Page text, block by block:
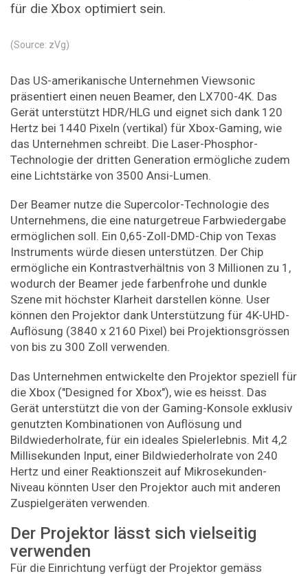
für die Xbox optimiert sein.
(Source: zVg)
Das US-amerikanische Unternehmen Viewsonic
präsentiert einen neuen Beamer, den LX700-4K. Das
Gerät unterstützt HDR/HLG und eignet sich dank 120
Hertz bei 1440 Pixeln (vertikal) für Xbox-Gaming, wie
das Unternehmen schreibt. Die Laser-Phosphor-
Technologie der dritten Generation ermögliche zudem
eine Lichtstärke von 3500 Ansi-Lumen.
Der Beamer nutze die Supercolor-Technologie des
Unternehmens, die eine naturgetreue Farbwiedergabe
ermöglichen soll. Ein 0,65-Zoll-DMD-Chip von Texas
Instruments würde diesen unterstützen. Der Chip
ermögliche ein Kontrastverhältnis von 3 Millionen zu 1,
wodurch der Beamer jede farbenfrohe und dunkle
Szene mit höchster Klarheit darstellen könne. User
können den Projektor dank Unterstützung für 4K-UHD-
Auflösung (3840 x 2160 Pixel) bei Projektionsgrössen
von bis zu 300 Zoll verwenden.
Das Unternehmen entwickelte den Projektor speziell für
die Xbox ("Designed for Xbox"), wie es heisst. Das
Gerät unterstützt die von der Gaming-Konsole exklusiv
genutzten Kombinationen von Auflösung und
Bildwiederholrate, für ein ideales Spielerlebnis. Mit 4,2
Millisekunden Input, einer Bildwiederholrate von 240
Hertz und einer Reaktionszeit auf Mikrosekunden-
Niveau könnten User den Projektor auch mit anderen
Zuspielgeräten verwenden.
Der Projektor lässt sich vielseitig
verwenden
Für die Einrichtung verfügt der Projektor gemäss